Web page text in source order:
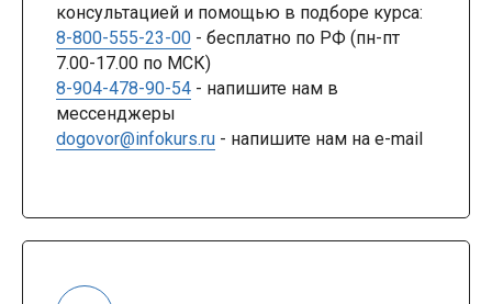
консультацией и помощью в подборе курса:
8-800-555-23-00 - бесплатно по РФ (пн-пт
7.00-17.00 по МСК)
8-904-478-90-54 - напишите нам в
мессенджеры
dogovor@infokurs.ru - напишите нам на e-mail